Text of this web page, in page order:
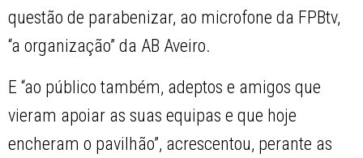
questão de parabenizar, ao microfone da FPBtv,
“a organização” da AB Aveiro.
E “ao público também, adeptos e amigos que
vieram apoiar as suas equipas e que hoje
encheram o pavilhão”, acrescentou, perante as